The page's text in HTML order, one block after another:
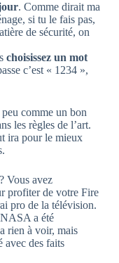
. Comme dirait ma
si tu le fais pas,
de sécurité, on
choisissez un mot
c’est « 1234 »,
comme un bon
les règles de l’art.
ira pour le mieux
Vous avez
profiter de votre Fire
pro de la télévision.
a été
rien à voir, mais
avec des faits